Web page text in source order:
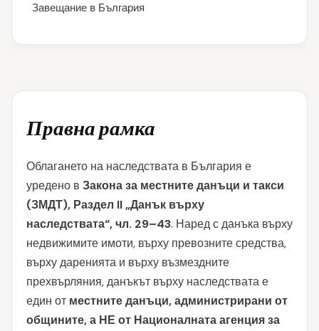
Правна рамка
Облагането на наследствата в България е
уредено в Закона за местните данъци и такси
(ЗМДТ), Раздел II „Данък върху
наследствата“, чл. 29–43. Наред с данъка върху
недвижимите имоти, върху превозните средства,
върху даренията и върху възмездните
прехвърляния, данъкът върху наследствата е
един от местните данъци, администрирани от
общините, а НЕ от Националната агенция за
Завещание в България